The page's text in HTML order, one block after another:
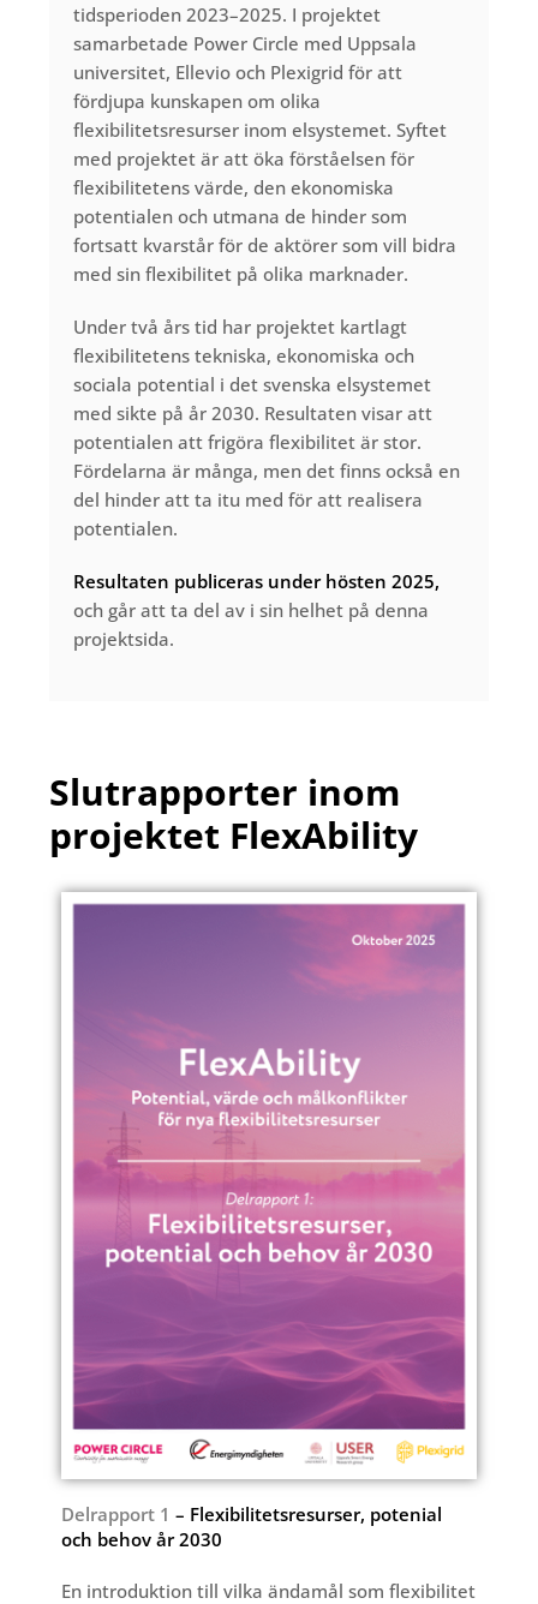
tidsperioden 2023–2025. I projektet
samarbetade Power Circle med Uppsala
universitet, Ellevio och Plexigrid för att
fördjupa kunskapen om olika
flexibilitetsresurser inom elsystemet. Syftet
med projektet är att öka förståelsen för
flexibilitetens värde, den ekonomiska
potentialen och utmana de hinder som
fortsatt kvarstår för de aktörer som vill bidra
med sin flexibilitet på olika marknader.
Under två års tid har projektet kartlagt
flexibilitetens tekniska, ekonomiska och
sociala potential i det svenska elsystemet
med sikte på år 2030. Resultaten visar att
potentialen att frigöra flexibilitet är stor.
Fördelarna är många, men det finns också en
del hinder att ta itu med för att realisera
potentialen.
Resultaten publiceras under hösten 2025,
och går att ta del av i sin helhet på denna
projektsida.
Slutrapporter inom
projektet FlexAbility
Delrapport 1 – Flexibilitetsresurser, potenial
och behov år 2030
En introduktion till vilka ändamål som flexibilitet